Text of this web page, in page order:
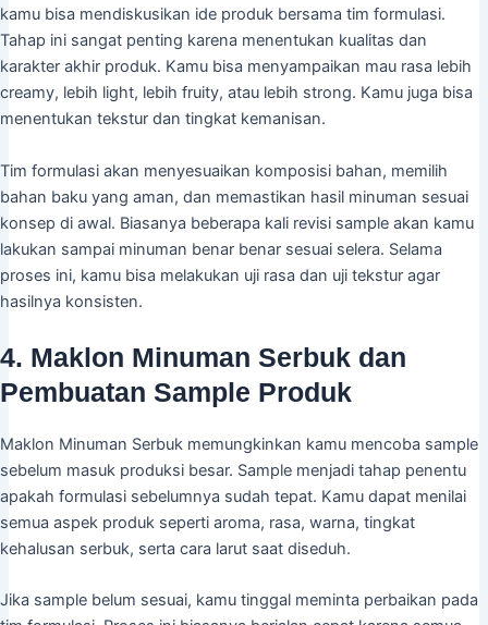
kamu bisa mendiskusikan ide produk bersama tim formulasi.
Tahap ini sangat penting karena menentukan kualitas dan
karakter akhir produk. Kamu bisa menyampaikan mau rasa lebih
creamy, lebih light, lebih fruity, atau lebih strong. Kamu juga bisa
menentukan tekstur dan tingkat kemanisan.
Tim formulasi akan menyesuaikan komposisi bahan, memilih
bahan baku yang aman, dan memastikan hasil minuman sesuai
konsep di awal. Biasanya beberapa kali revisi sample akan kamu
lakukan sampai minuman benar benar sesuai selera. Selama
proses ini, kamu bisa melakukan uji rasa dan uji tekstur agar
hasilnya konsisten.
4. Maklon Minuman Serbuk dan
Pembuatan Sample Produk
Maklon Minuman Serbuk memungkinkan kamu mencoba sample
sebelum masuk produksi besar. Sample menjadi tahap penentu
apakah formulasi sebelumnya sudah tepat. Kamu dapat menilai
semua aspek produk seperti aroma, rasa, warna, tingkat
kehalusan serbuk, serta cara larut saat diseduh.
Jika sample belum sesuai, kamu tinggal meminta perbaikan pada